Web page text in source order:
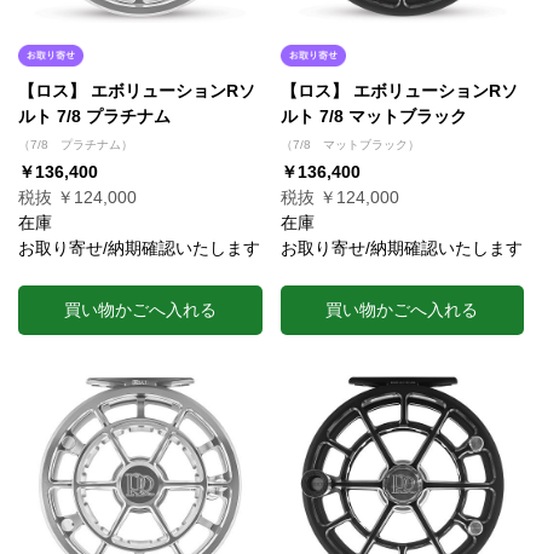
【ロス】 エボリューションRソ
ルト 7/8 プラチナム
（7/8 プラチナム）
￥136,400
税抜 ￥124,000
在庫
お取り寄せ/納期確認いたします
買い物かごへ入れる
【ロス】 エボリューションRソ
ルト 7/8 マットブラック
（7/8 マットブラック）
￥136,400
税抜 ￥124,000
在庫
お取り寄せ/納期確認いたします
買い物かごへ入れる